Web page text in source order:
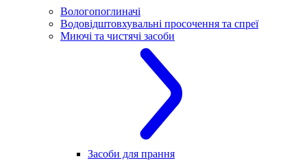
Вологопоглиначі
Водовідштовхувальні просочення та спреї
Миючі та чистячі засоби
Засоби для прання